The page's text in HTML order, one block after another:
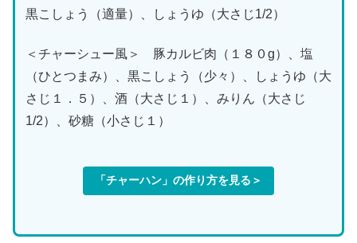
黒こしょう（適量）、しょうゆ（大さじ1/2）
＜チャーシュー風＞ 豚カルビ肉（１８０g）、塩
（ひとつまみ）、黒こしょう（少々）、しょうゆ（大
さじ１．５）、酒（大さじ１）、みりん（大さじ
1/2）、砂糖（小さじ１）
「チャーハン」の作り方を見る＞